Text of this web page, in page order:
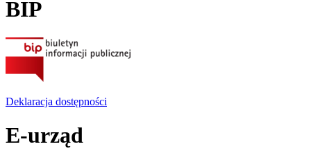
BIP
Deklaracja dostępności
E-urząd